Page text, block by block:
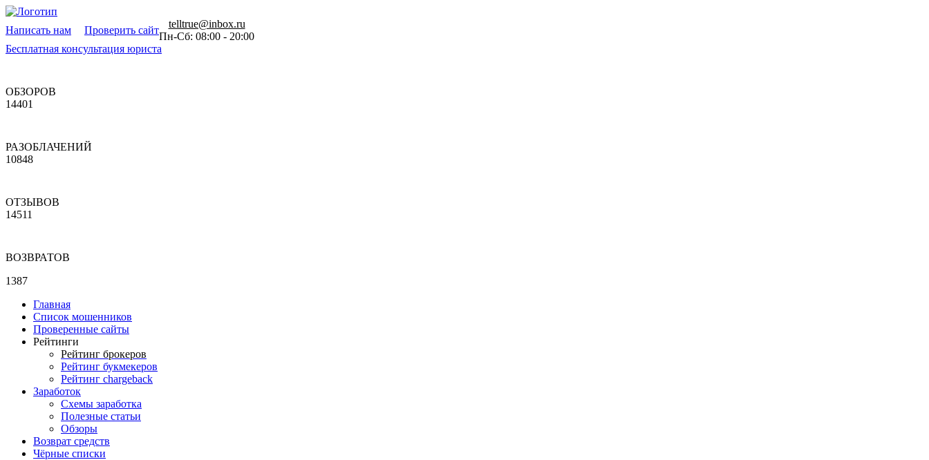
Написать нам Проверить сайт
telltrue@inbox.ru
Пн-Сб: 08:00 - 20:00
Бесплатная консультация юриста
ОБЗОРОВ
14401
РАЗОБЛАЧЕНИЙ
10848
ОТЗЫВОВ
14511
ВОЗВРАТОВ
1387
Главная
Список мошенников
Проверенные сайты
Рейтинги
Рейтинг брокеров
Рейтинг букмекеров
Рейтинг chargeback
Заработок
Схемы заработка
Полезные статьи
Обзоры
Возврат средств
Чёрные списки